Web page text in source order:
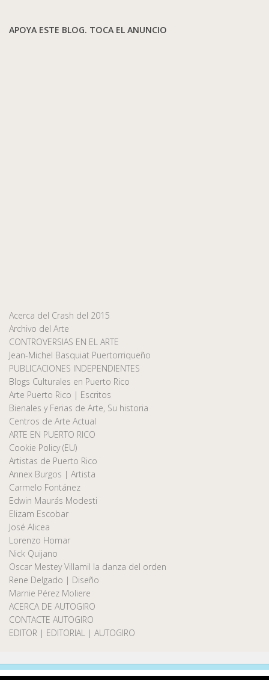
APOYA ESTE BLOG. TOCA EL ANUNCIO
Acerca del Crash del 2015
Archivo del Arte
CONTROVERSIAS EN EL ARTE
Jean-Michel Basquiat Puertorriqueño
PUBLICACIONES INDEPENDIENTES
Blogs Culturales en Puerto Rico
Arte Puerto Rico | Escritos
Bienales y Ferias de Arte, Su historia
Centros de Arte Actual
ARTE EN PUERTO RICO
Cookie Policy (EU)
Artistas de Puerto Rico
Annex Burgos | Artista
Carmelo Fontánez
Edwin Maurás Modesti
Elizam Escobar
José Alicea
Lorenzo Homar
Nick Quijano
Oscar Mestey Villamil la danza del orden
Rene Delgado | Diseño
Marnie Pérez Moliere
ACERCA DE AUTOGIRO
CONTACTE AUTOGIRO
EDITOR | EDITORIAL | AUTOGIRO